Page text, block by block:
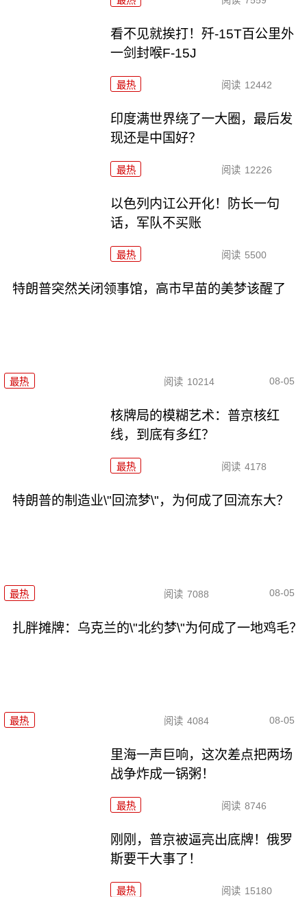
看不见就挨打！歼-15T百公里外
一剑封喉F-15J
最热 阅读 12442
印度满世界绕了一大圈，最后发
现还是中国好？
最热 阅读 12226
以色列内讧公开化！防长一句
话，军队不买账
最热 阅读 5500
特朗普突然关闭领事馆，高市早苗的美梦该醒了
最热 阅读 10214 08-05
核牌局的模糊艺术：普京核红
线，到底有多红？
最热 阅读 4178
特朗普的制造业\"回流梦\"，为何成了回流东大？
最热 阅读 7088 08-05
扎胖摊牌：乌克兰的\"北约梦\"为何成了一地鸡毛？
最热 阅读 4084 08-05
里海一声巨响，这次差点把两场
战争炸成一锅粥！
最热 阅读 8746
刚刚，普京被逼亮出底牌！俄罗
斯要干大事了！
最热 阅读 15180